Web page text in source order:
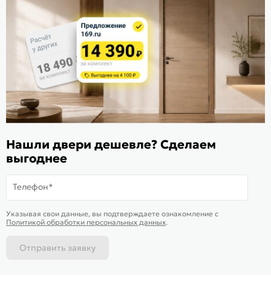
В корзину-4 770₽ Купить в 1 клик
Доставимзавтра
Расскажите о нас
Поделиться
Оцените магазин
ИКС 1340
© 2010—2026 Склад Дверей 169.RU
Пользовательское соглашение
Политика обработки персональных данных
Карта сайта
Нашли двери дешевле? Сделаем
выгоднее
Телефон*
Указывая свои данные, вы подтверждаете ознакомление c
Политикой обработки персональных данных.
Отправить заявку